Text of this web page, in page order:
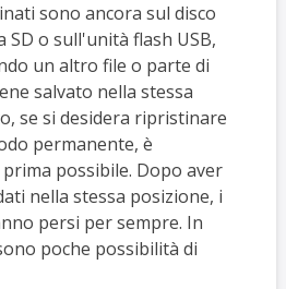
sono ancora sul disco
SD o sull'unità flash USB,
un altro file o parte di
salvato nella stessa
se si desidera ripristinare
permanente, è
possibile. Dopo aver
nella stessa posizione, i
persi per sempre. In
poche possibilità di